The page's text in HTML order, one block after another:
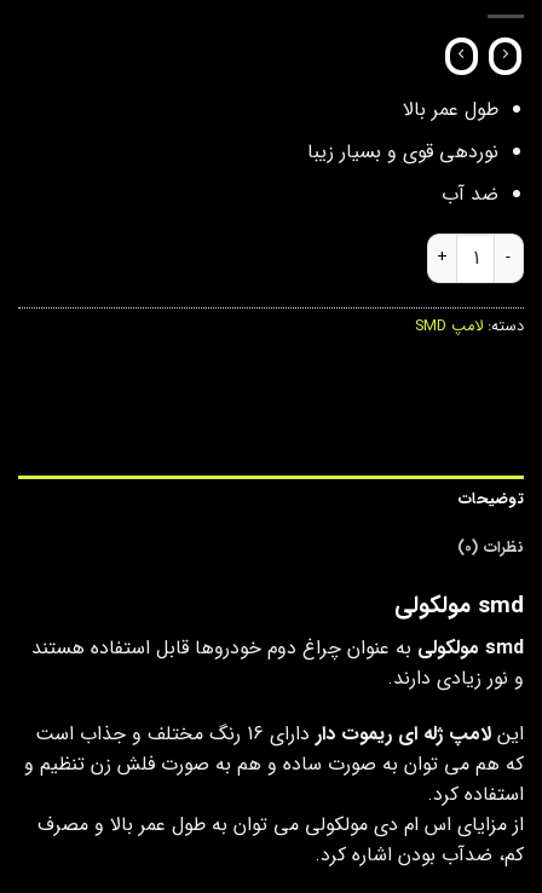
طول عمر بالا
نوردهی قوی و بسیار زیبا
ضد آب
smd مولکولی عدد
دسته: لامپ SMD
توضیحات
نظرات (0)
smd مولکولی
smd مولکولی
به عنوان چراغ دوم خودروها قابل استفاده هستند
و نور زیادی دارند.
این لامپ ژله ای ریموت دار
دارای 16 رنگ مختلف و جذاب است
که هم می توان به صورت ساده و هم به صورت فلش زن تنظیم و
استفاده کرد.
از مزایای اس ام دی مولکولی می توان به طول عمر بالا و مصرف
کم، ضدآب بودن اشاره کرد.